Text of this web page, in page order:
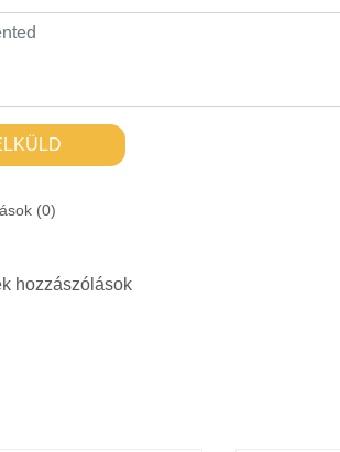
(0)
hozzászólások